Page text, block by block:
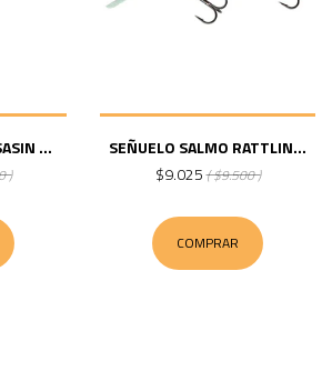
...
)
SEÑUELO SALMO RATTLIN...
$9.025( $9.500 )
COMPRAR